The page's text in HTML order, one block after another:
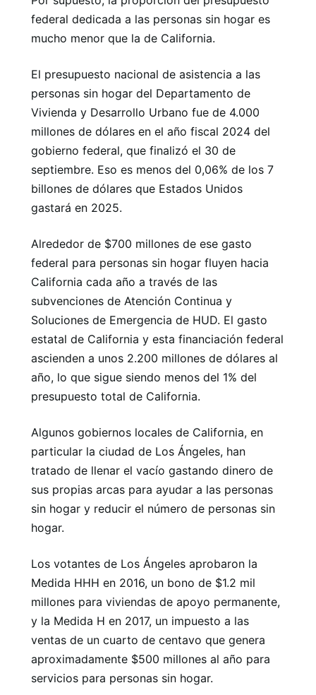
federal dedicada a las personas sin hogar es
mucho menor que la de California.
El presupuesto nacional de asistencia a las
personas sin hogar del Departamento de
Vivienda y Desarrollo Urbano fue de 4.000
millones de dólares en el año fiscal 2024 del
gobierno federal, que finalizó el 30 de
septiembre. Eso es menos del 0,06% de los 7
billones de dólares que Estados Unidos
gastará en 2025.
Alrededor de $700 millones de ese gasto
federal para personas sin hogar fluyen hacia
California cada año a través de las
subvenciones de Atención Continua y
Soluciones de Emergencia de HUD. El gasto
estatal de California y esta financiación federal
ascienden a unos 2.200 millones de dólares al
año, lo que sigue siendo menos del 1% del
presupuesto total de California.
Algunos gobiernos locales de California, en
particular la ciudad de Los Ángeles, han
tratado de llenar el vacío gastando dinero de
sus propias arcas para ayudar a las personas
sin hogar y reducir el número de personas sin
hogar.
Los votantes de Los Ángeles aprobaron la
Medida HHH en 2016, un bono de $1.2 mil
millones para viviendas de apoyo permanente,
y la Medida H en 2017, un impuesto a las
ventas de un cuarto de centavo que genera
aproximadamente $500 millones al año para
servicios para personas sin hogar.